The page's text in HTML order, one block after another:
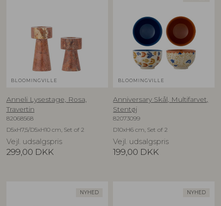
BLOOMINGVILLE
Anneli Lysestage, Rosa,
Travertin
82068568
D5xH7,5/D5xH10 cm, Set of 2
Vejl. udsalgspris
299,00 DKK
BLOOMINGVILLE
Anniversary Skål, Multifarvet,
Stentøj
82073099
D10xH6 cm, Set of 2
Vejl. udsalgspris
199,00 DKK
NYHED NYHED